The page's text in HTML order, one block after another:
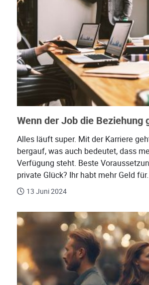
Wenn der Job die Beziehung
Alles läuft super. Mit der Karriere
bergauf, was auch bedeutet, dass
Verfügung steht. Beste
private Glück? Ihr habt mehr Geld
13 Juni 2024